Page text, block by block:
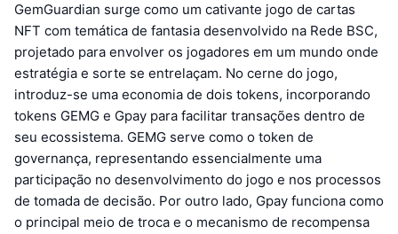
GemGuardian surge como um cativante jogo de cartas
NFT com temática de fantasia desenvolvido na Rede BSC,
projetado para envolver os jogadores em um mundo onde
estratégia e sorte se entrelaçam. No cerne do jogo,
introduz-se uma economia de dois tokens, incorporando
tokens GEMG e Gpay para facilitar transações dentro de
seu ecossistema. GEMG serve como o token de
governança, representando essencialmente uma
participação no desenvolvimento do jogo e nos processos
de tomada de decisão. Por outro lado, Gpay funciona como
o principal meio de troca e o mecanismo de recompensa